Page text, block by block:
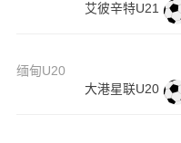
艾彼辛特U21
缅甸U20
大港星联U20